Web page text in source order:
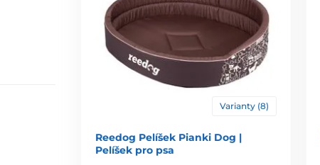
Varianty (8)
Reedog Pelíšek Pianki Dog |
Pelíšek pro psa